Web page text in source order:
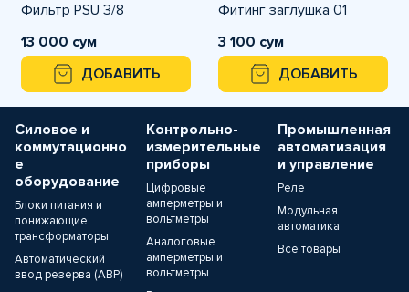
Фильтр PSU 3/8
13 000 сум
ДОБАВИТЬ
Фитинг заглушка 01
3 100 сум
ДОБАВИТЬ
Силовое и
коммутационно
е
оборудование
Блоки питания и
понижающие
трансформаторы
Автоматический
ввод резерва (АВР)
Контрольно-
измерительные
приборы
Цифровые
амперметры и
вольтметры
Аналоговые
амперметры и
вольтметры
Промышленная
автоматизация
и управление
Реле
Модульная
автоматика
Все товары